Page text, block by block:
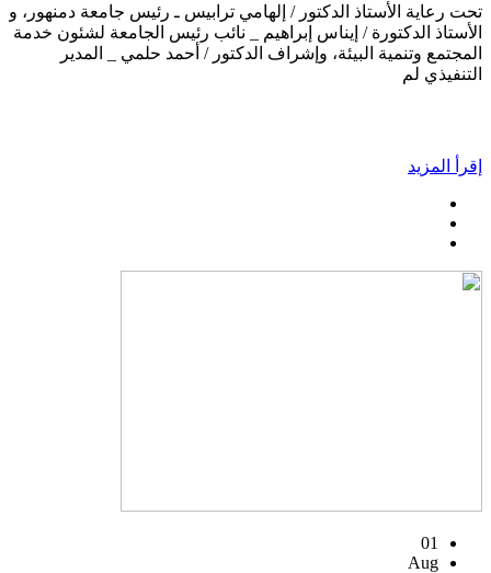
تحت رعاية الأستاذ الدكتور / إلهامي ترابيس ـ رئيس جامعة دمنهور، و
الأستاذ الدكتورة / إيناس إبراهيم _ نائب رئيس الجامعة لشئون خدمة
المجتمع وتنمية البيئة، وإشراف الدكتور / أحمد حلمي _ المدير
التنفيذي لم
إقرأ المزيد
01
Aug